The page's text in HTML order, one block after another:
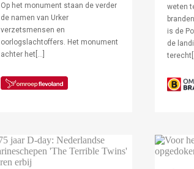
Op het monument staan de verder
de namen van Urker
verzetsmensen en
oorlogslachtoffers. Het monument
achter het[…]
weten
is de
de